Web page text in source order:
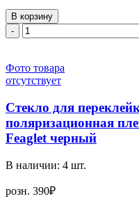
В корзину
-
Фото товара
отсутствует
Стекло для
поляризационная
Feaglet черный
В наличии: 4 шт.
розн. 390₽